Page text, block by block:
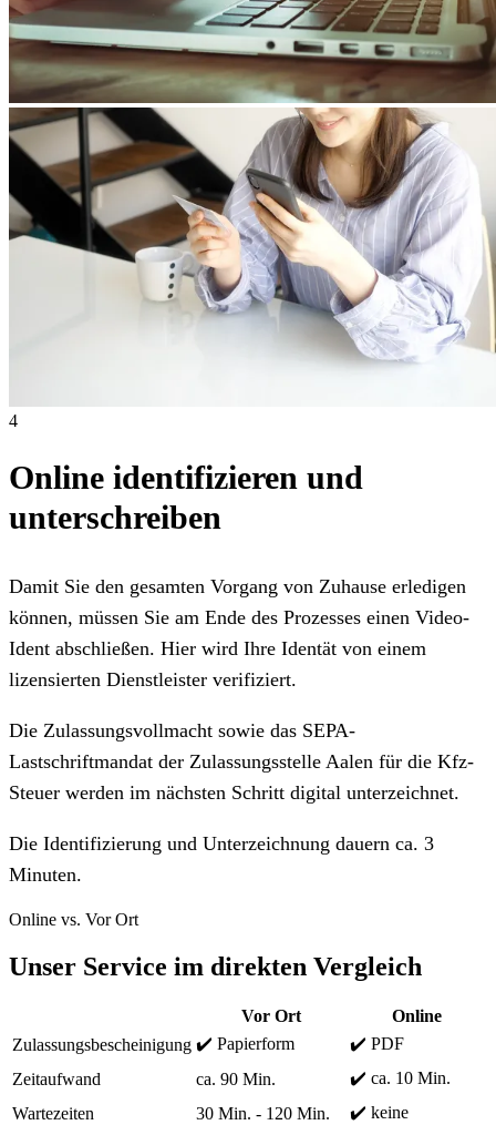
4
Online identifizieren und
unterschreiben
Damit Sie den gesamten Vorgang von Zuhause erledigen
können, müssen Sie am Ende des Prozesses einen Video-
Ident abschließen. Hier wird Ihre Identät von einem
lizensierten Dienstleister verifiziert.
Die Zulassungsvollmacht sowie das SEPA-
Lastschriftmandat der Zulassungsstelle Aalen für die Kfz-
Steuer werden im nächsten Schritt digital unterzeichnet.
Die Identifizierung und Unterzeichnung dauern ca. 3
Minuten.
Online vs. Vor Ort
Unser Service im direkten Vergleich
Vor Ort
Online
Zulassungsbescheinigung ✔️ Papierform
✔️ PDF
Zeitaufwand
ca. 90 Min.
✔️ ca. 10 Min.
Wartezeiten
30 Min. - 120 Min. ✔️ keine